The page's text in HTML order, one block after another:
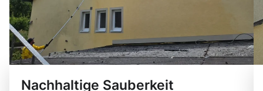
Nachhaltige Sauberkeit